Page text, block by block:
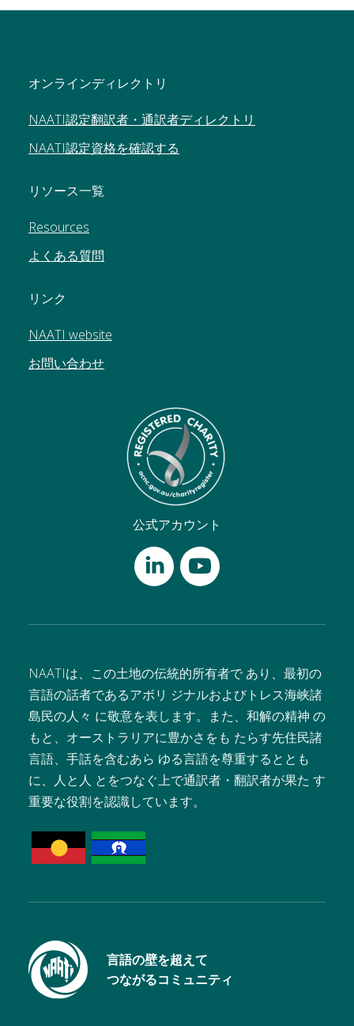
オンラインディレクトリ
NAATI認定翻訳者・通訳者ディレクトリ
NAATI認定資格を確認する
リソース一覧
Resources
よくある質問
リンク
NAATI website
お問い合わせ
公式アカウント
NAATIは、この土地の伝統的所有者で あり、最初の
言語の話者であるアボリ ジナルおよびトレス海峡諸
島民の人々 に敬意を表します。また、和解の精神 の
もと、オーストラリアに豊かさをも たらす先住民諸
言語、手話を含むあら ゆる言語を尊重するととも
に、人と人 とをつなぐ上で通訳者・翻訳者が果た す
重要な役割を認識しています。
言語の壁を超えて
つながるコミュニティ